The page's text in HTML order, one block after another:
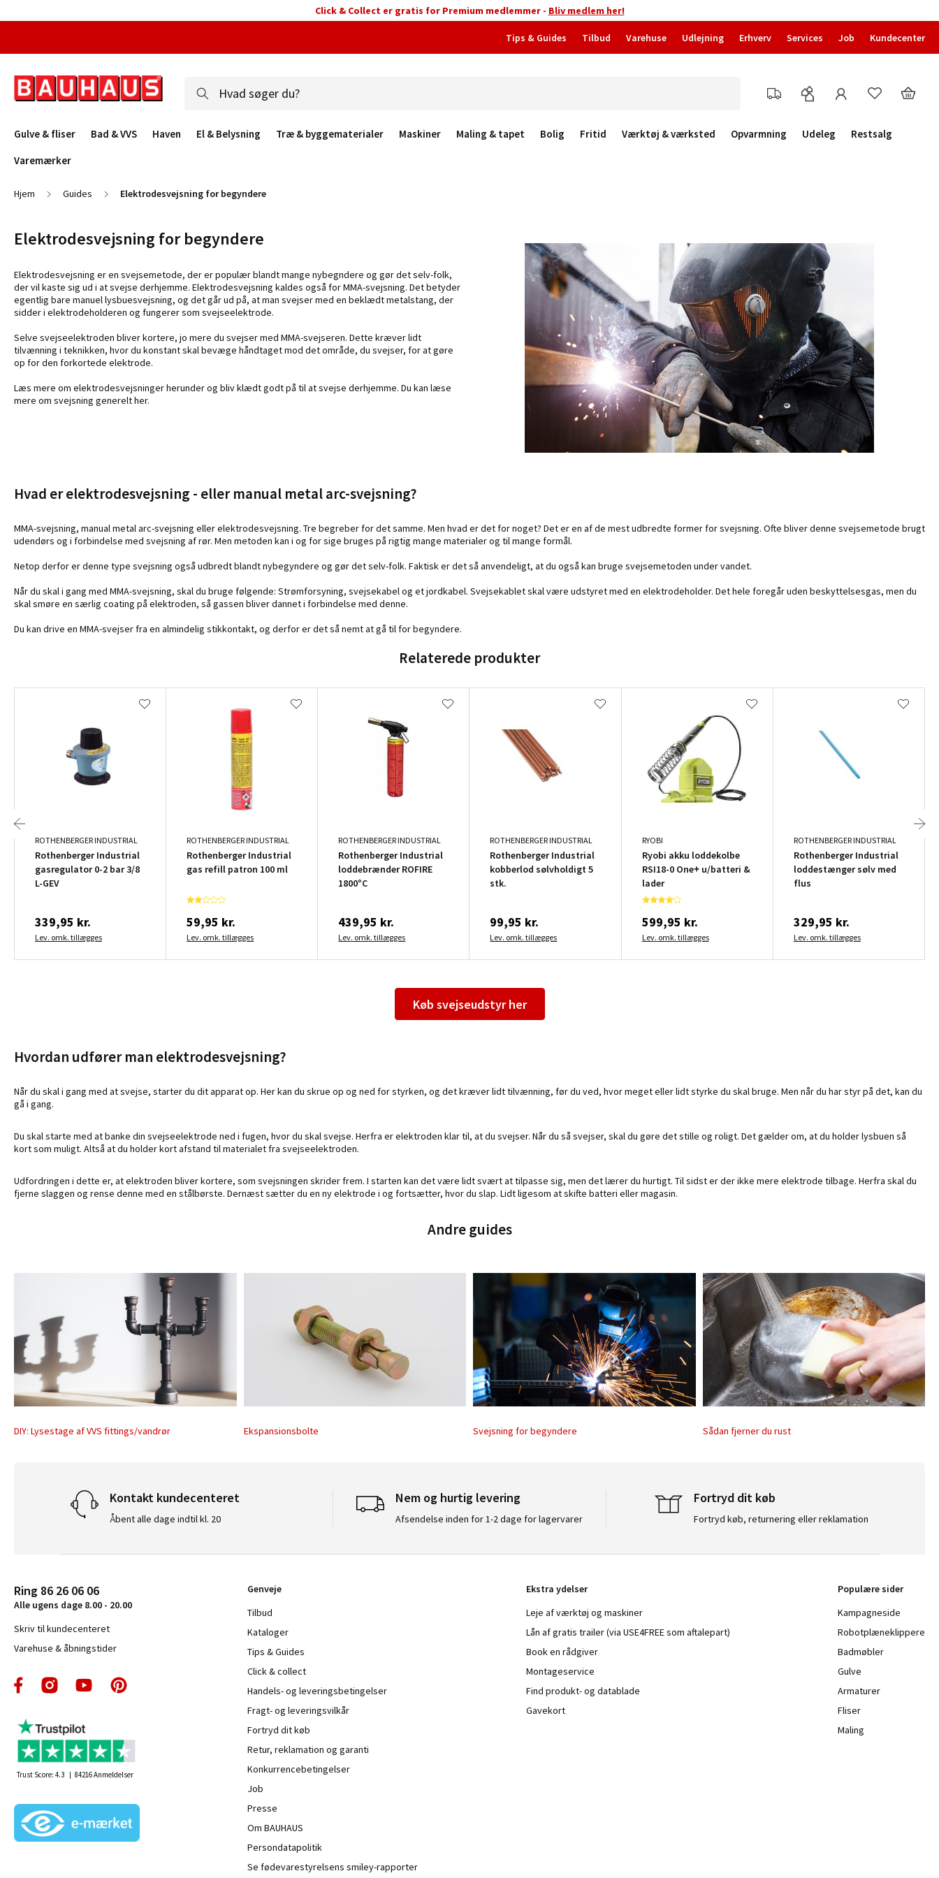
Click & Collect er gratis for Premium medlemmer - Bliv medlem her!
Tips & Guides Tilbud Varehuse Udlejning Erhverv Services Job Kundecenter
Gulve & fliser Bad & VVS Haven El & Belysning Træ & byggematerialer Maskiner Maling & tapet Bolig Fritid Værktøj & værksted Opvarmning Udeleg
Restsalg
Varemærker
Hjem Guides Elektrodesvejsning for begyndere
Elektrodesvejsning for begyndere
Elektrodesvejsning er en svejsemetode, der er populær blandt mange nybegndere og gør det selv-folk,
der vil kaste sig ud i at svejse derhjemme. Elektrodesvejsning kaldes også for MMA-svejsning. Det betyder
egentlig bare manuel lysbuesvejsning, og det går ud på, at man svejser med en beklædt metalstang, der
sidder i elektrodeholderen og fungerer som svejseelektrode.
Selve svejseelektroden bliver kortere, jo mere du svejser med MMA-svejseren. Dette kræver lidt
tilvænning i teknikken, hvor du konstant skal bevæge håndtaget mod det område, du svejser, for at gøre
op for den forkortede elektrode.
Læs mere om elektrodesvejsninger herunder og bliv klædt godt på til at svejse derhjemme. Du kan læse
mere om svejsning generelt her.
Hvad er elektrodesvejsning - eller manual metal arc-svejsning?
MMA-svejsning, manual metal arc-svejsning eller elektrodesvejsning. Tre begreber for det samme. Men hvad er det for noget? Det er en af de mest udbredte former for svejsning. Ofte bliver denne svejsemetode brugt
udendørs og i forbindelse med svejsning af rør. Men metoden kan i og for sige bruges på rigtig mange materialer og til mange formål.
Netop derfor er denne type svejsning også udbredt blandt nybegyndere og gør det selv-folk. Faktisk er det så anvendeligt, at du også kan bruge svejsemetoden under vandet.
Når du skal i gang med MMA-svejsning, skal du bruge følgende: Strømforsyning, svejsekabel og et jordkabel. Svejsekablet skal være udstyret med en elektrodeholder. Det hele foregår uden beskyttelsesgas, men du
skal smøre en særlig coating på elektroden, så gassen bliver dannet i forbindelse med denne.
Du kan drive en MMA-svejser fra en almindelig stikkontakt, og derfor er det så nemt at gå til for begyndere.
Relaterede produkter
ROTHENBERGER INDUSTRIAL
Rothenberger Industrial
gasregulator 0-2 bar 3/8
L-GEV
339,95 kr.
Lev. omk. tillægges
ROTHENBERGER INDUSTRIAL
Rothenberger Industrial
gas refill patron 100 ml
59,95 kr.
Lev. omk. tillægges
ROTHENBERGER INDUSTRIAL
Rothenberger Industrial
loddebrænder ROFIRE
1800°C
439,95 kr.
Lev. omk. tillægges
ROTHENBERGER INDUSTRIAL
Rothenberger Industrial
kobberlod sølvholdigt 5
stk.
99,95 kr.
Lev. omk. tillægges
RYOBI
Ryobi akku loddekolbe
RSI18-0 One+ u/batteri &
lader
599,95 kr.
Lev. omk. tillægges
ROTHENBERGER INDUSTRIAL
Rothenberger Industrial
loddestænger sølv med
flus
329,95 kr.
Lev. omk. tillægges
Køb svejseudstyr her
Hvordan udfører man elektrodesvejsning?
Når du skal i gang med at svejse, starter du dit apparat op. Her kan du skrue op og ned for styrken, og det kræver lidt tilvænning, før du ved, hvor meget eller lidt styrke du skal bruge. Men når du har styr på det, kan du
gå i gang.
Du skal starte med at banke din svejseelektrode ned i fugen, hvor du skal svejse. Herfra er elektroden klar til, at du svejser. Når du så svejser, skal du gøre det stille og roligt. Det gælder om, at du holder lysbuen så
kort som muligt. Altså at du holder kort afstand til materialet fra svejseelektroden.
Udfordringen i dette er, at elektroden bliver kortere, som svejsningen skrider frem. I starten kan det være lidt svært at tilpasse sig, men det lærer du hurtigt. Til sidst er der ikke mere elektrode tilbage. Herfra skal du
fjerne slaggen og rense denne med en stålbørste. Dernæst sætter du en ny elektrode i og fortsætter, hvor du slap. Lidt ligesom at skifte batteri eller magasin.
Andre guides
DIY: Lysestage af VVS fittings/vandrør Ekspansionsbolte Svejsning for begyndere Sådan fjerner du rust
Kontakt kundecenteret
Åbent alle dage indtil kl. 20
Nem og hurtig levering
Afsendelse inden for 1-2 dage for lagervarer
Fortryd dit køb
Fortryd køb, returnering eller reklamation
Ring 86 26 06 06
Alle ugens dage 8.00 - 20.00
Skriv til kundecenteret
Varehuse & åbningstider
Trust Score: 4.3 84216Anmeldelser
Genveje
Tilbud
Kataloger
Tips & Guides
Click & collect
Handels- og leveringsbetingelser
Fragt- og leveringsvilkår
Fortryd dit køb
Retur, reklamation og garanti
Konkurrencebetingelser
Job
Presse
Om BAUHAUS
Persondatapolitik
Se fødevarestyrelsens smiley-rapporter
Ekstra ydelser
Leje af værktøj og maskiner
Lån af gratis trailer (via USE4FREE som aftalepart)
Book en rådgiver
Montageservice
Find produkt- og datablade
Gavekort
Populære sider
Kampagneside
Robotplæneklippere
Badmøbler
Gulve
Armaturer
Fliser
Maling